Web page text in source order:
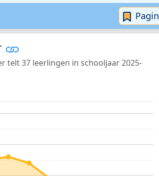
telt 37 leerlingen in schooljaar 2025-